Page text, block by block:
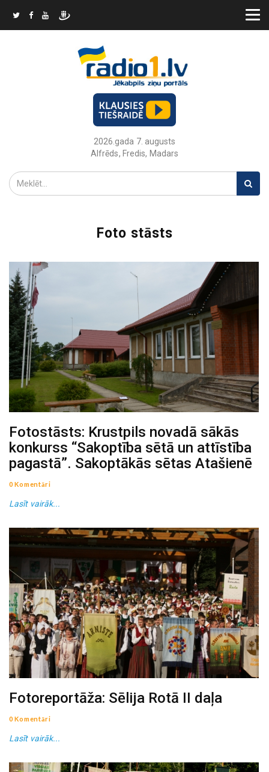
2026.gada 7. augusts
Alfrēds, Fredis, Madars
Foto stāsts
Fotostāsts: Krustpils novadā sākās
konkurss “Sakoptība sētā un attīstība
pagastā”. Sakoptākās sētas Atašienē
0 Komentāri
Lasīt vairāk...
Fotoreportāža: Sēlija Rotā II daļa
0 Komentāri
Lasīt vairāk...